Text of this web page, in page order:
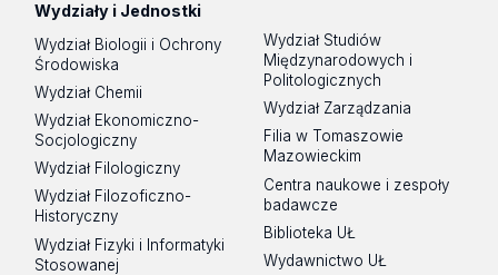
Wydziały i Jednostki
Wydział Biologii i Ochrony
Środowiska
Wydział Chemii
Wydział Ekonomiczno-
Socjologiczny
Wydział Filologiczny
Wydział Filozoficzno-
Historyczny
Wydział Fizyki i Informatyki
Stosowanej
Wydział Studiów
Międzynarodowych i
Politologicznych
Wydział Zarządzania
Filia w Tomaszowie
Mazowieckim
Centra naukowe i zespoły
badawcze
Biblioteka UŁ
Wydawnictwo UŁ